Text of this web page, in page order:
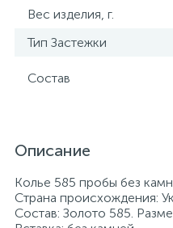
Вес изделия, г.
Тип Застежки
Состав
Описание
Колье 585 пробы без
Страна происхождения:
Состав: Золото 585.